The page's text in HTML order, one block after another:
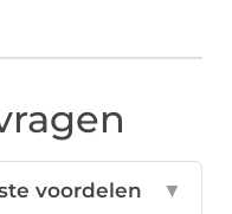
voordelen
▼